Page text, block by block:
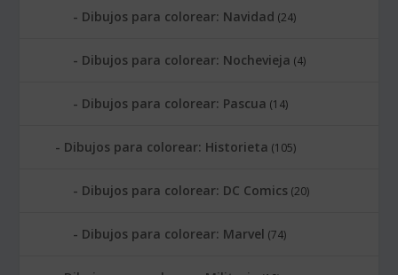
Dibujos para colorear: Navidad (24)
Dibujos para colorear: Nochevieja (4)
Dibujos para colorear: Pascua (14)
Dibujos para colorear: Historieta (105)
Dibujos para colorear: DC Comics (20)
Dibujos para colorear: Marvel (74)